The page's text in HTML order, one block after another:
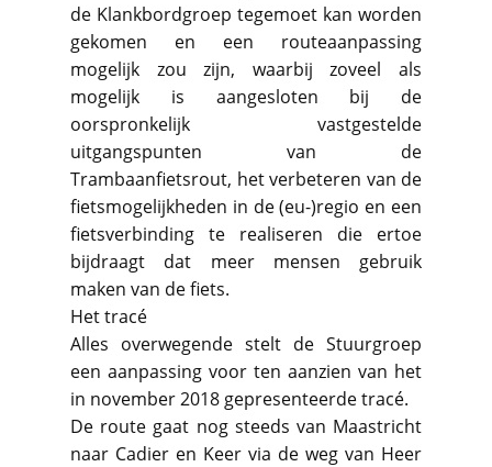
de Klankbordgroep tegemoet kan worden
gekomen en een routeaanpassing
mogelijk zou zijn, waarbij zoveel als
mogelijk is aangesloten bij de
oorspronkelijk vastgestelde
uitgangspunten van de
Trambaanfietsrout, het verbeteren van de
fietsmogelijkheden in de (eu-)regio en een
fietsverbinding te realiseren die ertoe
bijdraagt dat meer mensen gebruik
maken van de fiets.
Het tracé
Alles overwegende stelt de Stuurgroep
een aanpassing voor ten aanzien van het
in november 2018 gepresenteerde tracé.
De route gaat nog steeds van Maastricht
naar Cadier en Keer via de weg van Heer